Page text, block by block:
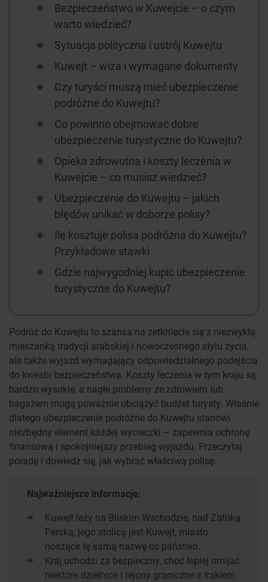
Bezpieczeństwo w Kuwejcie – o czym
warto wiedzieć?
Sytuacja polityczna i ustrój Kuwejtu
Kuwejt – wiza i wymagane dokumenty
Czy turyści muszą mieć ubezpieczenie
podróżne do Kuwejtu?
Co powinno obejmować dobre
ubezpieczenie turystyczne do Kuwejtu?
Opieka zdrowotna i koszty leczenia w
Kuwejcie – co musisz wiedzieć?
Ubezpieczenie do Kuwejtu – jakich
błędów unikać w doborze polisy?
Ile kosztuje polisa podróżna do Kuwejtu?
Przykładowe stawki
Gdzie najwygodniej kupić ubezpieczenie
turystyczne do Kuwejtu?
Podróż do Kuwejtu to szansa na zetknięcie się z niezwykłą
mieszanką tradycji arabskiej i nowoczesnego stylu życia,
ale także wyjazd wymagający odpowiedzialnego podejścia
do kwestii bezpieczeństwa. Koszty leczenia w tym kraju są
bardzo wysokie, a nagłe problemy ze zdrowiem lub
bagażem mogą poważnie obciążyć budżet turysty. Właśnie
dlatego ubezpieczenie podróżne do Kuwejtu stanowi
niezbędny element każdej wycieczki – zapewnia ochronę
finansową i spokojniejszy przebieg wyjazdu. Przeczytaj
poradę i dowiedz się, jak wybrać właściwą polisę.
Najważniejsze informacje:
Kuwejt leży na Bliskim Wschodzie, nad Zatoką
Perską; jego stolicą jest Kuwejt, miasto
noszące tę samą nazwę co państwo.
Kraj uchodzi za bezpieczny, choć lepiej omijać
niektóre dzielnice i rejony graniczne z Irakiem.